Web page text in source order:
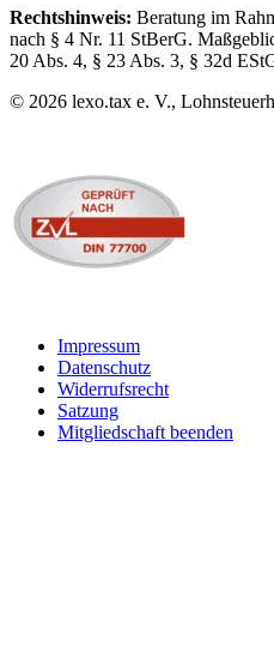
Rechtshinweis: Beratung im
nach § 4 Nr. 11 StBerG.
20 Abs. 4, § 23 Abs. 3, § 32d
© 2026 lexo.tax e. V.,
Impressum
Datenschutz
Widerrufsrecht
Satzung
Mitgliedschaft beenden